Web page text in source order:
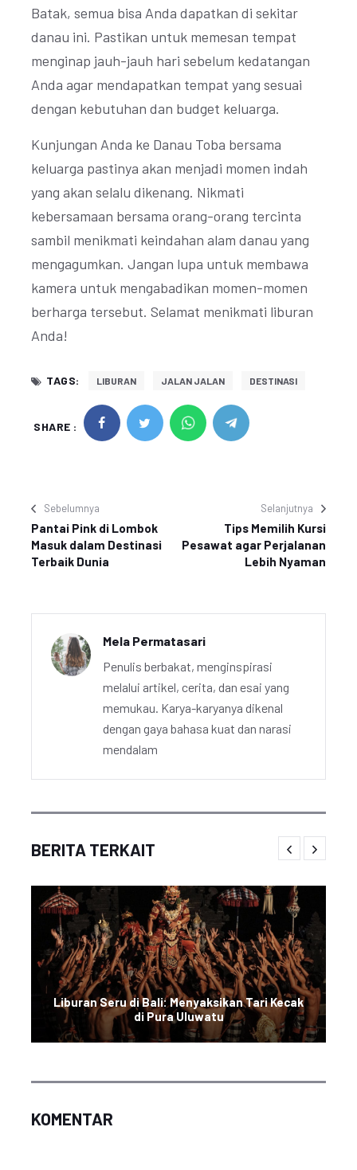
Batak, semua bisa Anda dapatkan di sekitar
danau ini. Pastikan untuk memesan tempat
menginap jauh-jauh hari sebelum kedatangan
Anda agar mendapatkan tempat yang sesuai
dengan kebutuhan dan budget keluarga.
Kunjungan Anda ke Danau Toba bersama
keluarga pastinya akan menjadi momen indah
yang akan selalu dikenang. Nikmati
kebersamaan bersama orang-orang tercinta
sambil menikmati keindahan alam danau yang
mengagumkan. Jangan lupa untuk membawa
kamera untuk mengabadikan momen-momen
berharga tersebut. Selamat menikmati liburan
Anda!
TAGS: LIBURAN JALAN JALAN DESTINASI
SHARE :
Sebelumnya
Pantai Pink di Lombok
Masuk dalam Destinasi
Terbaik Dunia
Selanjutnya
Tips Memilih Kursi
Pesawat agar Perjalanan
Lebih Nyaman
Mela Permatasari
Penulis berbakat, menginspirasi
melalui artikel, cerita, dan esai yang
memukau. Karya-karyanya dikenal
dengan gaya bahasa kuat dan narasi
mendalam
BERITA TERKAIT
Liburan Seru di Bali: Menyaksikan Tari Kecak
di Pura Uluwatu
KOMENTAR